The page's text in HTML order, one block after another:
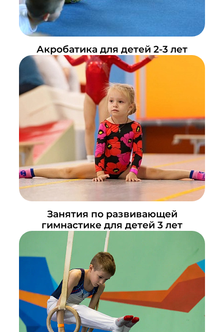
Акробатика для детей 2-3 лет
Занятия по развивающей
гимнастике для детей 3 лет